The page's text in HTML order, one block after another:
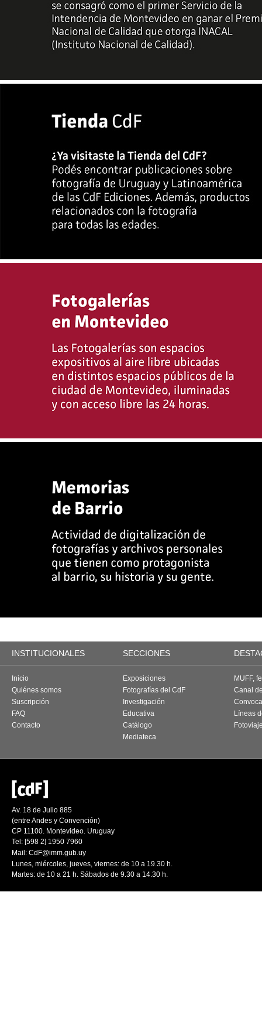
INSTITUCIONALES SECCIONES
Inicio
Quiénes somos
Suscripción
FAQ
Contacto
Exposiciones
Fotografías del CdF
Investigación
Educativa
Catálogo
Mediateca
MUFF,
Canal
Líneas
Av. 18 de Julio 885
(entre Andes y Convención)
CP 11100. Montevideo. Uruguay
Tel: [598 2] 1950 7960
Mail: CdF@imm.gub.uy
Lunes, miércoles, jueves, viernes: de 10 a 19.30 h.
Martes: de 10 a 21 h. Sábados de 9.30 a 14.30 h.